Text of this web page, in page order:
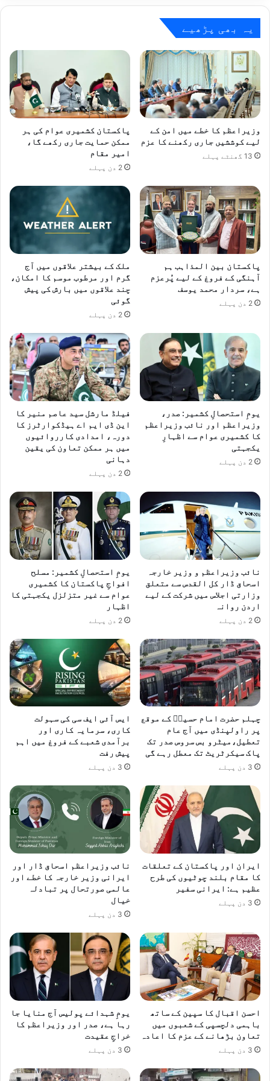
اظہارِ
تشکر
یہ بھی پڑھیے
وزیراعظم کا خطے میں امن کے
لیے کوششیں جاری رکھنے کا عزم
13 گھنٹے پہلے
پاکستان کشمیری عوام کی ہر
ممکن حمایت جاری رکھے گا،
امیر مقام
2 دن پہلے
پاکستان بین المذاہب ہم
آہنگی کے فروغ کے لیے پُرعزم
ہے، سردار محمد یوسف
2 دن پہلے
ملک کے بیشتر علاقوں میں آج
گرم اور مرطوب موسم کا امکان،
چند علاقوں میں بارش کی پیش
گوئی
2 دن پہلے
یومِ استحصالِ کشمیر: صدر،
وزیراعظم اور نائب وزیراعظم
کا کشمیری عوام سے اظہارِ
یکجہتی
2 دن پہلے
فیلڈ مارشل سید عاصم منیر کا
این ڈی ایم اے ہیڈکوارٹرز کا
دورہ، امدادی کارروائیوں
میں ہر ممکن تعاون کی یقین
دہانی
2 دن پہلے
نائب وزیراعظم و وزیر خارجہ
اسحاق ڈار کل القدس سے متعلق
وزارتی اجلاس میں شرکت کے لیے
اردن روانہ
2 دن پہلے
یومِ استحصالِ کشمیر: مسلح
افواجِ پاکستان کا کشمیری
عوام سے غیر متزلزل یکجہتی کا
اظہار
2 دن پہلے
چہلم حضرت امام حسینؓ کے موقع
پر راولپنڈی میں آج عام
تعطیل،میٹرو بس سروس صدر تک
پاک سیکرٹریٹ تک معطل رہے گی
3 دن پہلے
ایس آئی ایف سی کی سہولت
کاری، سرمایہ کاری اور
برآمدی شعبے کے فروغ میں اہم
پیش رفت
3 دن پہلے
ایران اور پاکستان کے تعلقات
کا مقام بلند چوٹیوں کی طرح
عظیم ہے: ایرانی سفیر
3 دن پہلے
نائب وزیراعظم اسحاق ڈار اور
ایرانی وزیر خارجہ کا خطے اور
عالمی صورتحال پر تبادلہ
خیال
3 دن پہلے
احسن اقبال کا سپین کے ساتھ
باہمی دلچسپی کے شعبوں میں
تعاون بڑھانے کے عزم کا اعادہ
3 دن پہلے
یومِ شہدائے پولیس آج منایا جا
رہا ہے، صدر اور وزیراعظم کا
خراجِ عقیدت
3 دن پہلے